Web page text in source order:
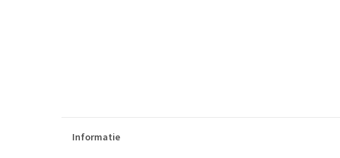
Informatie